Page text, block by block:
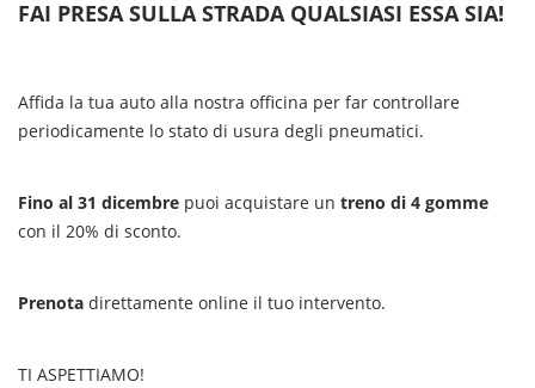
FAI PRESA SULLA STRADA QUALSIASI ESSA SIA!
Affida la tua auto alla nostra officina per far controllare
periodicamente lo stato di usura degli pneumatici.
Fino al 31 dicembre puoi acquistare un treno di 4 gomme
con il 20% di sconto.
Prenota direttamente online il tuo intervento.
TI ASPETTIAMO!